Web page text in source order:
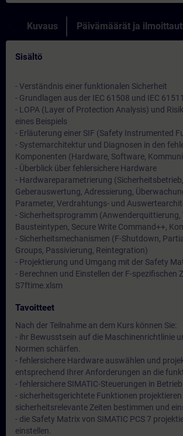
Kuvaus Päivämäärät ja
Sisältö
- Verständnis einer funktionalen Sicherheit
- Grundlagen aus der IEC 61508 und IEC 61511
- LOPA (Layer of Protection Analysis) und
eines Beispiels
- Erläuterung einer SIF (Safety Instrumented
- Systemarchitektur und Diagnosen in den
Komponenten (Hardware, Software,
- Überblick über fehlersichere Hardware
- Hardwareparametrierung (Sicherheitsbetrieb,
Geberauswertung, Adressierung,
Parameter, Verdrahtungs- und
- Sicherheitsprogramm (Anwenderquittierung,
Bausteintypen, Secure Write Command++,
- Sicherheitsmechanismen (F-Shutdown,
Groups, Passivierung, Reintegration)
- Projektierung und Umgang mit der Safety
- Berechnen und Einstellen der F-spezifischen
S7ftime.xlsm
Tavoitteet
Nach der Teilnahme an dem Kurs können Sie:
- ihr Bewusstsein auf die Maschinenrichtlinie
Normen schärfen.
- fehlersichere Hardware auswählen und
entsprechend Ihrer Anforderungen an die
- fehlersichere SIMATIC-Steuerungen in Betrieb
- sicherheitsgerichtete Funktionen projektieren
sicherheitsrelevante Zeiten bestimmen und
- die Safety Matrix von SIMATIC PCS 7
einstellen.